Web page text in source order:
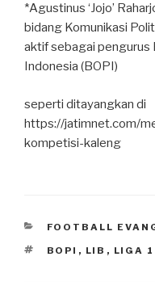
*Agustinus ‘Jojo’
bidang Komunikasi
aktif sebagai pengurus
Indonesia (BOPI)
seperti ditayangkan di
https://jatimnet.com/
kompetisi-kaleng
CATEGORIES
FOOTBALL
TAGS
BOPI , LIB , LIGA 1